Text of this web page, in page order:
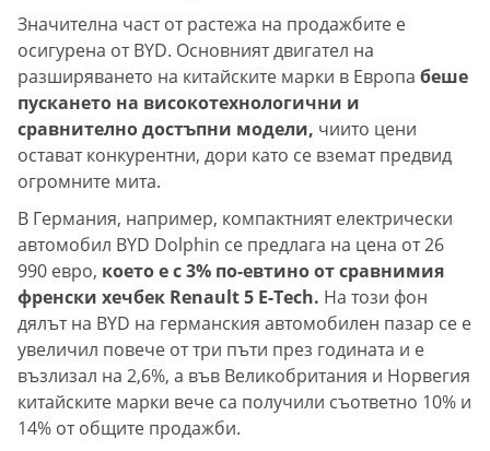
Значителна част от растежа на продажбите е
осигурена от BYD. Основният двигател на
разширяването на китайските марки в Европа беше
пускането на високотехнологични и
сравнително достъпни модели, чиито цени
остават конкурентни, дори като се вземат предвид
огромните мита.
В Германия, например, компактният електрически
автомобил BYD Dolphin се предлага на цена от 26
990 евро, което е с 3% по-евтино от сравнимия
френски хечбек Renault 5 E-Tech. На този фон
дялът на BYD на германския автомобилен пазар се е
увеличил повече от три пъти през годината и е
възлизал на 2,6%, а във Великобритания и Норвегия
китайските марки вече са получили съответно 10% и
14% от общите продажби.